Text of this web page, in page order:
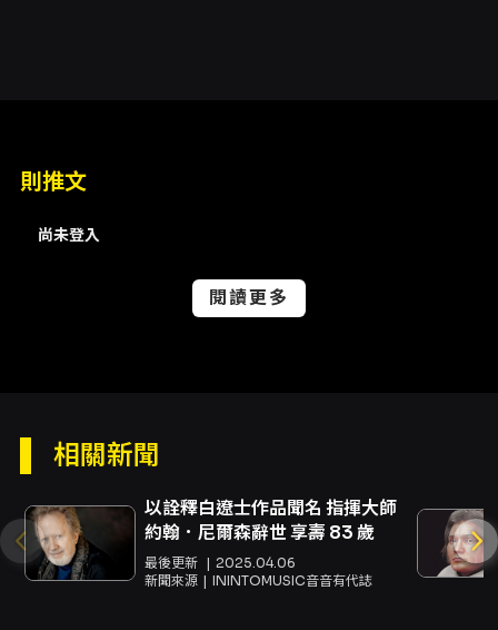
響的瞬間被保存，也為後續的聲音傳播提供可
的價值。整場音樂會在曲目選擇與編制上呈現縝
密的邏輯：由經典到法國近代語彙，再到當代作
品，構築一條貫通聲響歷程的聆聽線索。無論是
對古典作品的新視角，或對法國木管文學與當代
作品的細緻感受，聽眾皆能在此場演出中找到多
（信用卡、Apple Pay、Google Pay、ATM 轉
帳），請先加入 OPENTIX 會員；亦可於分銷點
以現金或信用卡購買，超商（7-ELEVEN ibon、
全家 FamiPort、萊爾富 Life-ET）提供現金購
票。超商購票僅提供電腦自動選位，每筆訂單最
多可購買 8 張票券。 - 特別提醒：若適用之折扣
方案設有「需使用文化幣折抵」限制，該折扣僅
則推文
尚未登入
閱讀更多
相關新聞
以詮釋白遼士作品聞名 指揮大師
約翰．尼爾森辭世 享壽 83 歲
最後更新
2025.04.06
新聞來源
ININTOMUSIC音音有代誌